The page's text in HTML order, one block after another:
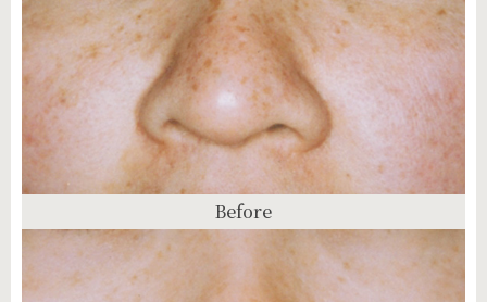
Before